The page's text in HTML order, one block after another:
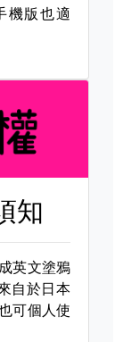
機版也適
知
英文塗鴉
自於日本
可個人使